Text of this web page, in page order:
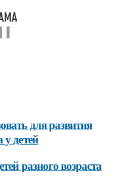
для развития
детей
разного возраста